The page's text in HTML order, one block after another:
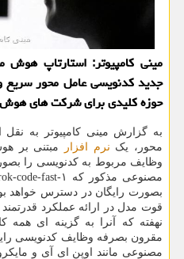
مینی کامپیوتر: استارتاپ
جدید کدنویسی عامل محور سریع
حوزه کلیدی برای شرکت های
به گزارش مینی کامپیوتر به نقل
محور، یک نرم افزار
مبتنی بر
وظایف مربوط به کدنویسی را
قوت مدل در ارائه عملکرد
نهفته که آنرا به گزینه ای همه
مقرون بصرفه وظایف کدنویسی
مصنوعی مانند اوپن ای آی و